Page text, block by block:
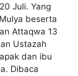
Juli. Yang
beserta
Attaqwa 13
Ustazah
dan ibu
Dibaca